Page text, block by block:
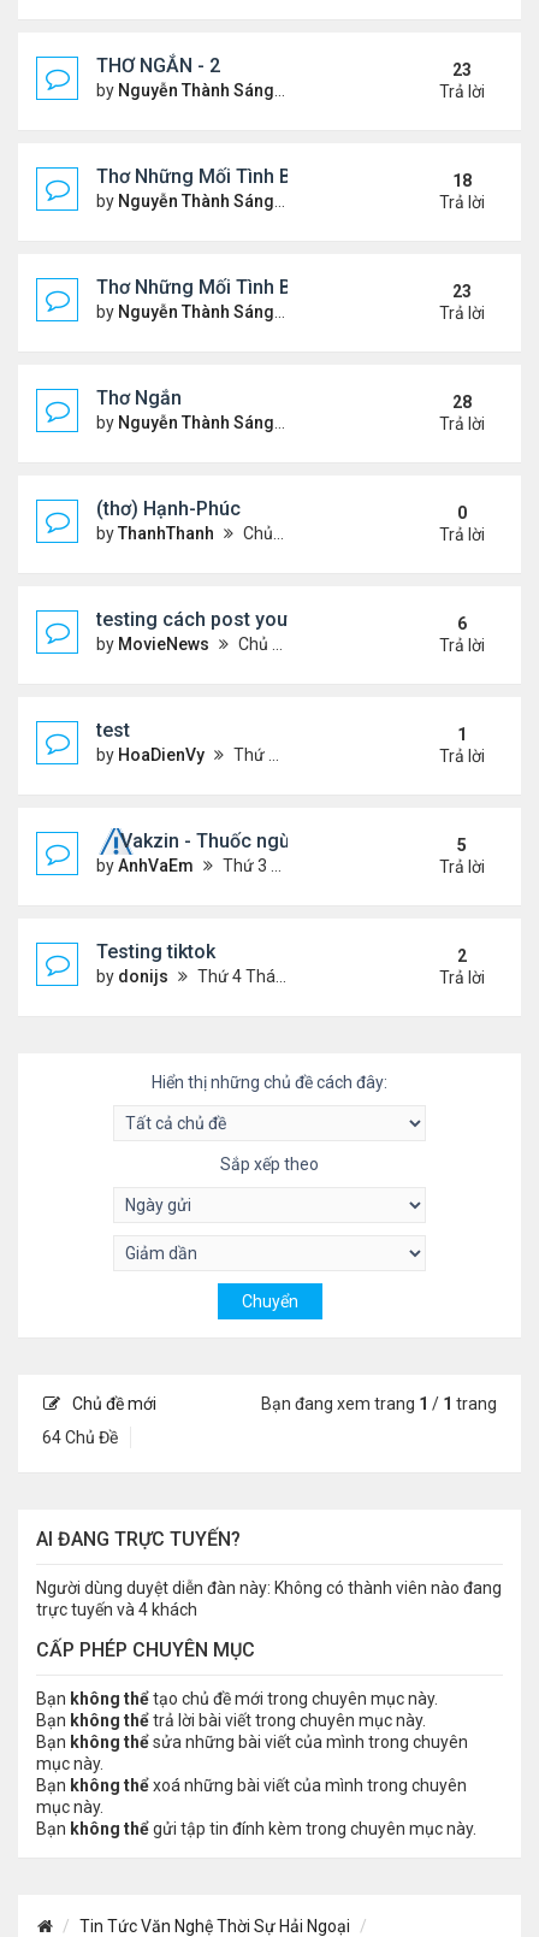
THƠ NGẮN - 2
by Nguyễn Thành Sáng Chủ nhật Tháng 7 30, 2023
23
Trả lời
Thơ Những Mối Tình Buồn (2)
by Nguyễn Thành Sáng Thứ 2 Tháng 5 22, 2023 8:48
18
Trả lời
Thơ Những Mối Tình Buồn
by Nguyễn Thành Sáng Thứ 7 Tháng 2 04, 2023 12:26
23
Trả lời
Thơ Ngắn
by Nguyễn Thành Sáng Thứ 7 Tháng 12 17, 2022 6:28
28
Trả lời
(thơ) Hạnh-Phúc
byThanhThanh Chủ nhật Tháng 1 23, 2022 12:25 pm
0
Trả lời
testing cách post youtube video
by MovieNews Chủ nhật Tháng 10 11, 2020 12:18 pm
6
Trả lời
test
by HoaDienVy Thứ 4 Tháng 12 02, 2020 12:22 pm
1
Trả lời
Vakzin - Thuốc ngừa corona
byAnhVaEm Thứ 3 Tháng 1 19, 2021 3:19 am
5
Trả lời
Testing tiktok
by donijs Thứ 4 Tháng 11 11, 2020 11:23 am
2
Trả lời
Hiển thị những chủ đề cách đây:
Sắp xếp theo
Chủ đề mới
64 Chủ Đề
Bạn đang xem trang 1 / 1 trang
AI ĐANG TRỰC TUYẾN?
Người dùng duyệt diễn đàn này: Không có thành viên nào đang
trực tuyến và 4 khách
CẤP PHÉP CHUYÊN MỤC
Bạn không thểtạo chủ đề mới trong chuyên mục này.
Bạn không thểtrả lời bài viết trong chuyên mục này.
Bạn không thểsửa những bài viết của mình trong chuyên
mục này.
Bạn không thểxoá những bài viết của mình trong chuyên
mục này.
Bạn không thểgửi tập tin đính kèm trong chuyên mục này.
Tin Tức Văn Nghệ Thời Sự Hải Ngoại